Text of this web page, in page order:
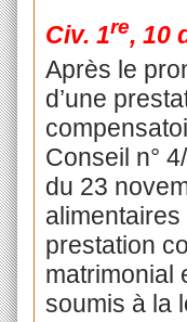
Civ. 1re, 10
Après le
d’une
Conseil n°
du 23
prestation
matrimonial
soumis à la